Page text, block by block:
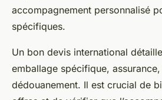
accompagnement personnalisé
spécifiques.
Un bon devis international
emballage spécifique,
dédouanement. Il est crucial de